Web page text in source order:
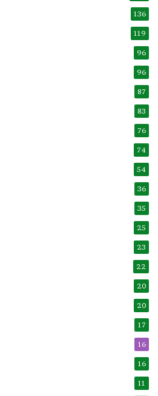
136
119
96
96
87
83
76
74
54
36
35
25
23
22
20
20
17
16
16
11